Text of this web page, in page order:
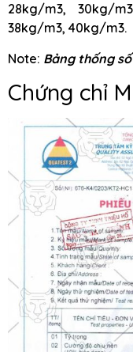
28kg/m3, 30kg/
38kg/m3, 40kg/m3.
Note: Bảng thống
Chứng chỉ